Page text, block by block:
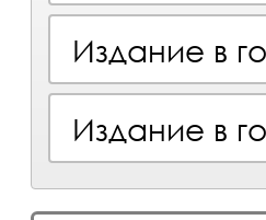
Издание в
Издание в